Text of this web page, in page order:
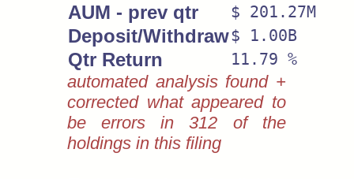
AUM - prev qtr $ 201.27M
Deposit/Withdraw$ 1.00B
Qtr Return 11.79 %
automated analysis found +
corrected what appeared to
be errors in 312 of the
holdings in this filing